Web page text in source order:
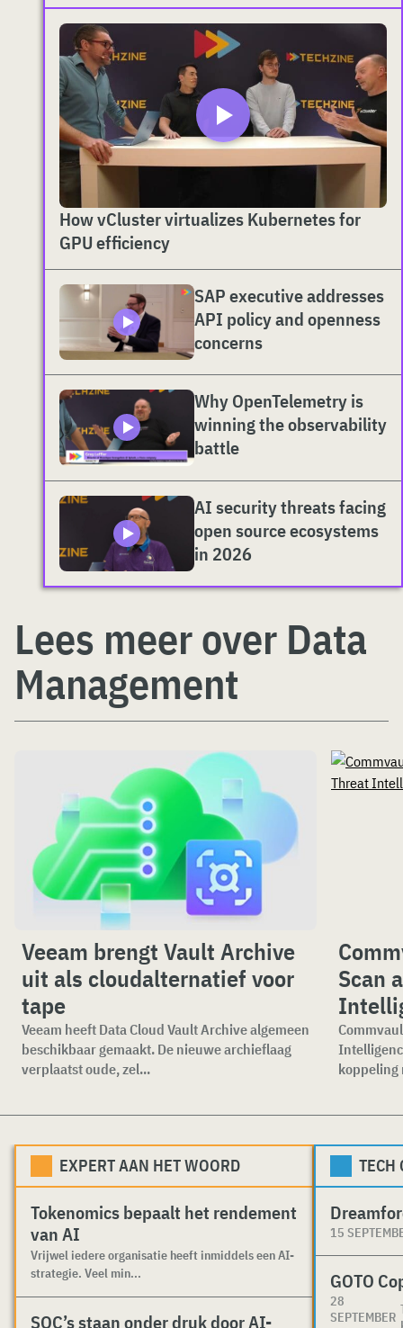
How vCluster virtualizes Kubernetes for
GPU efficiency
SAP executive addresses
API policy and openness
concerns
Why OpenTelemetry is
winning the observability
battle
AI security threats facing
open source ecosystems
in 2026
Lees meer over Data
Management
Veeam brengt Vault Archive
uit als cloudalternatief voor
tape
Veeam heeft Data Cloud Vault Archive algemeen
beschikbaar gemaakt. De nieuwe archieflaag
verplaatst oude, zel...
Scan
koppeling
EXPERT AAN HET WOORD
Tokenomics bepaalt het rendement
van AI
Vrijwel iedere organisatie heeft inmiddels een AI-
strategie. Veel min...
SOC’s staan onder druk door AI-
TECH
15
GOTO
28
SEPTEMBER